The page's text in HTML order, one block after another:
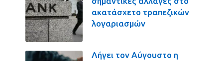
ακατάσχετο τραπεζικών
λογαριασμών
Λήγει τον Αύγουστο η